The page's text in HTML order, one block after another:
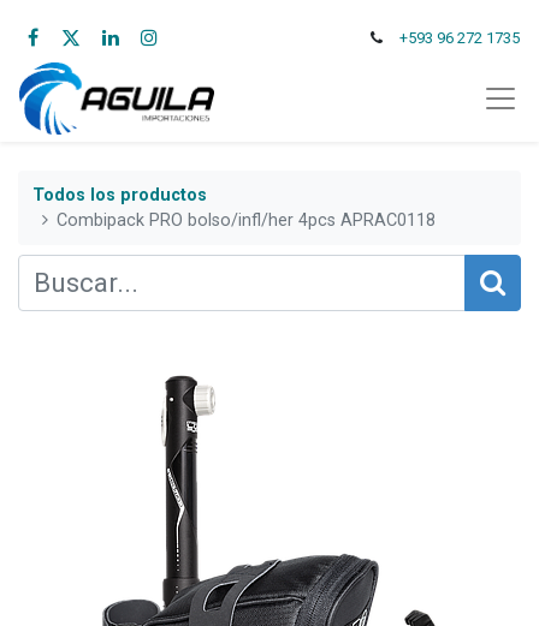
+593 96 272 1735
Todos los productos
Combipack PRO bolso/infl/her 4pcs APRAC0118